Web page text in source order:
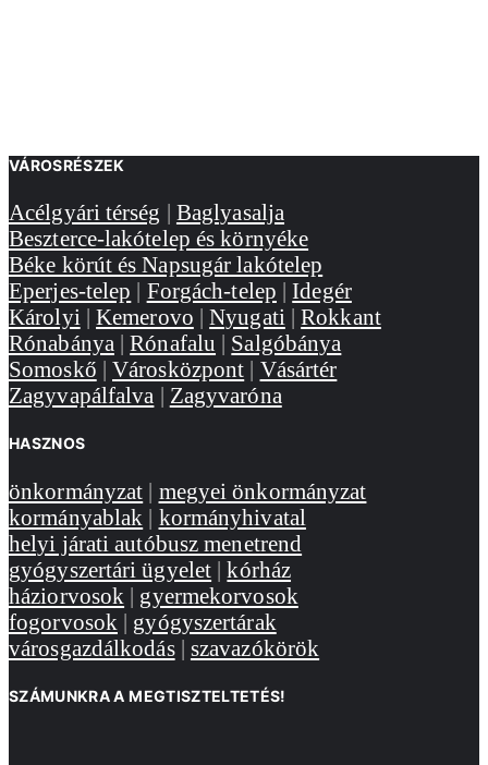
VÁROSRÉSZEK
Acélgyári térség | Baglyasalja
Beszterce-lakótelep és környéke
Béke körút és Napsugár lakótelep
Eperjes-telep | Forgách-telep |Idegér
Károlyi |Kemerovo |Nyugati |Rokkant
Rónabánya |Rónafalu | Salgóbánya
Somoskő |Városközpont | Vásártér
Zagyvapálfalva | Zagyvaróna
HASZNOS
önkormányzat | megyei önkormányzat
kormányablak | kormányhivatal
helyi járati autóbusz menetrend
gyógyszertári ügyelet |kórház
háziorvosok | gyermekorvosok
fogorvosok | gyógyszertárak
városgazdálkodás| szavazókörök
SZÁMUNKRA A MEGTISZTELTETÉS!